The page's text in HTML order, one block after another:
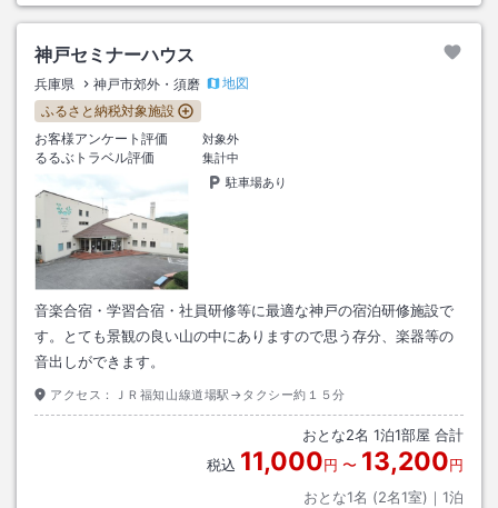
神戸セミナーハウス
兵庫県 神戸市郊外・須磨
地図
ふるさと納税対象施設
お客様アンケート評価
対象外
るるぶトラベル評価
集計中
駐車場あり
音楽合宿・学習合宿・社員研修等に最適な神戸の宿泊研修施設で
す。とても景観の良い山の中にありますので思う存分、楽器等の
音出しができます。
アクセス： ＪＲ福知山線道場駅→タクシー約１５分
おとな2名 1泊1部屋 合計
税込 11,000円 〜 13,200円
おとな1名 (2名1室)｜ 1泊